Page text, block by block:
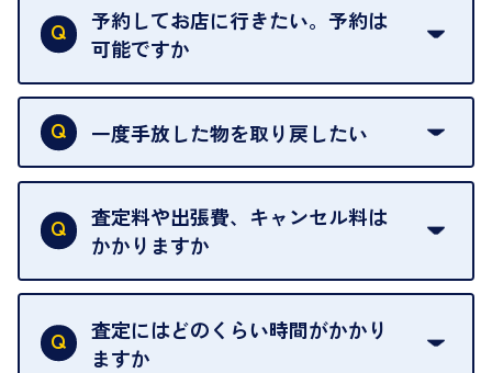
がございます。ご了承ください。
予約してお店に行きたい。予約は
可能ですか
申し訳ありませんが、現在はご来店の予約は承って
おりません。
を整えておりますので、お好きな時にお越しくださ
い。
お急ぎの場合はスタッフに一言お声がけください。
可能な限り、迅速に対応させていただきます。
一度手放した物を取り戻したい
当店は質店ではありませんので、買い取ったお品物
は基本的に販売へと回されます。買い戻しはできま
せんので、ご了承ください。
グオフが可能です。
契約破棄という形で、お品物をお戻しすることがで
きます。
査定料や出張費、キャンセル料は
かかりますか
一切いただいておりません。査定金額にご納得いた
だけない場合は、その場でお断りいただいても問題
ございません。お気軽にご相談ください。
査定にはどのくらい時間がかかり
ますか